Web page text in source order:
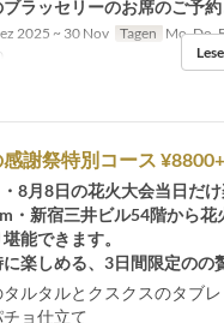
ラッセリーのお席のご予約
2025 ~ 30 Nov Tagen Mo, Do,
謝祭特別コース
8月8日の花火大会当日だ
・新宿三井ビル54階から
能できます。
楽しめる、3日間限定のの
タルとクスクスのタブレ
仕立て